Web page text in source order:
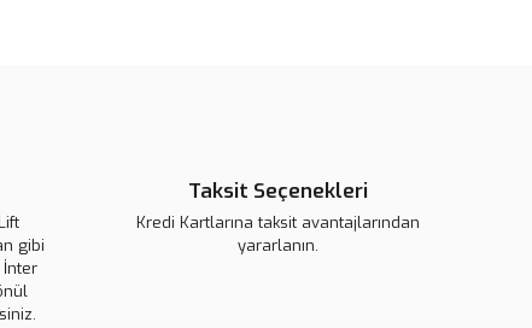
gibi
İnter
Taksit Seçenekleri
Kredi Kartlarına taksit avantajlarından
yararlanın.